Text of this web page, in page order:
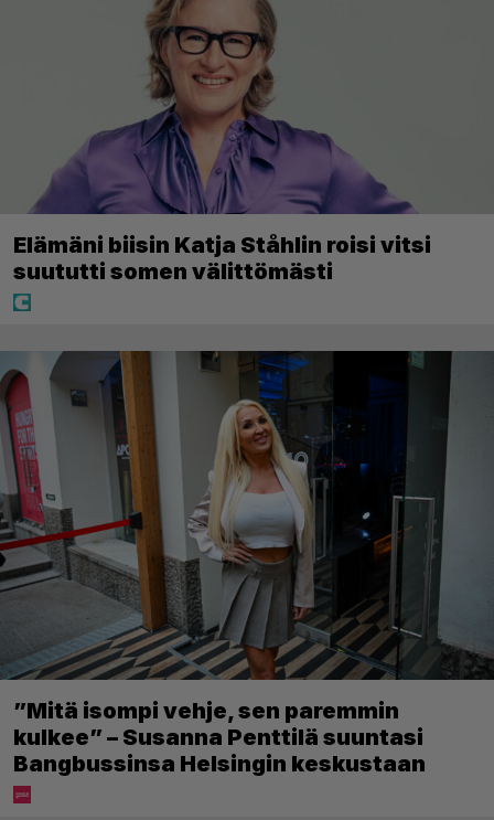
Elämäni biisin Katja Ståhlin roisi vitsi
suututti somen välittömästi
”Mitä isompi vehje, sen paremmin
kulkee” – Susanna Penttilä suuntasi
Bangbussinsa Helsingin keskustaan